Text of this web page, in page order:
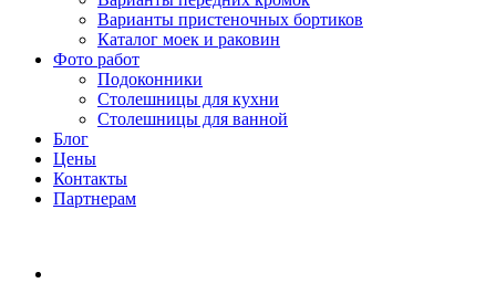
Варианты пристеночных бортиков
Каталог моек и раковин
Фото работ
Подоконники
Столешницы для кухни
Столешницы для ванной
Блог
Цены
Контакты
Партнерам